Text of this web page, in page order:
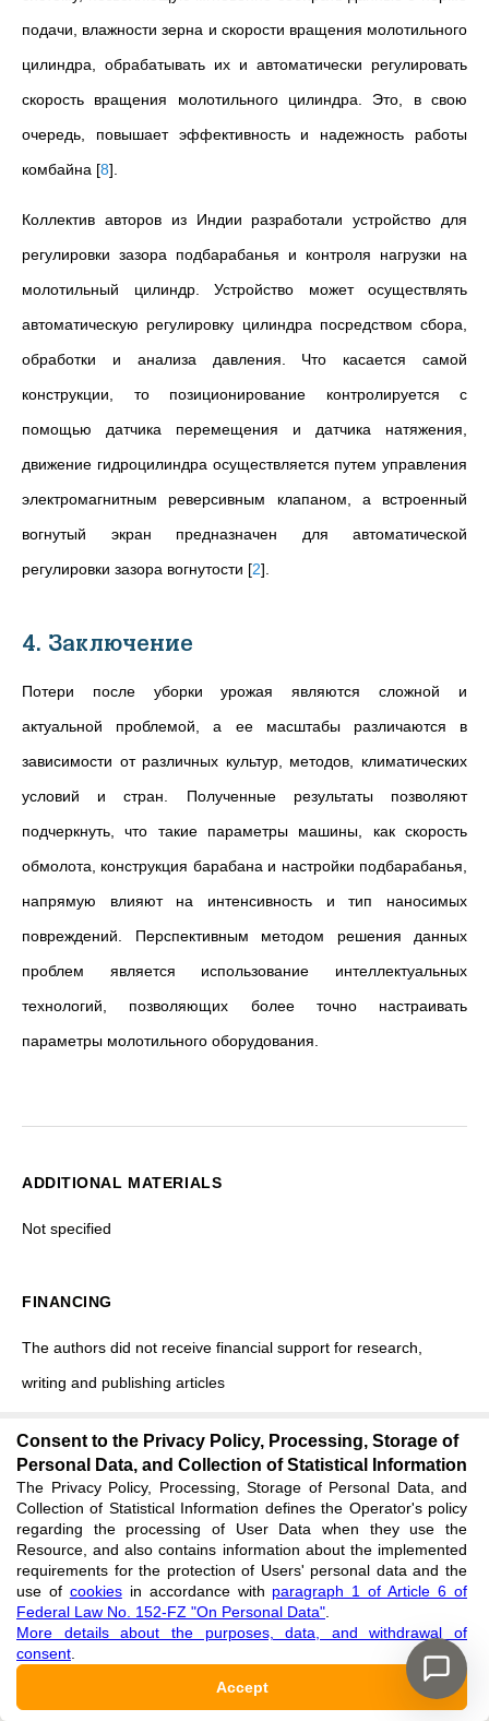
подачи, влажности зерна и скорости вращения молотильного
цилиндра, обрабатывать их и автоматически регулировать
скорость вращения молотильного цилиндра. Это, в свою
очередь, повышает эффективность и надежность работы
комбайна [8]
Коллектив авторов из Индии разработали устройство для
регулировки зазора подбарабанья и контроля нагрузки на
молотильный цилиндр. Устройство может осуществлять
автоматическую регулировку цилиндра посредством сбора,
обработки и анализа давления. Что касается самой
конструкции, то позиционирование контролируется с
помощью датчика перемещения и датчика натяжения,
движение гидроцилиндра осуществляется путем управления
электромагнитным реверсивным клапаном, а встроенный
вогнутый экран предназначен для автоматической
регулировки зазора вогнутости [2]
4. Заключение
Потери после уборки урожая являются сложной и
актуальной проблемой, а ее масштабы различаются в
зависимости от различных культур, методов, климатических
условий и стран. Полученные результаты позволяют
подчеркнуть, что такие параметры машины, как скорость
обмолота, конструкция барабана и настройки подбарабанья,
напрямую влияют на интенсивность и тип наносимых
повреждений. Перспективным методом решения данных
проблем является использование интеллектуальных
технологий, позволяющих более точно настраивать
параметры молотильного оборудования.
ADDITIONAL MATERIALS
Not specified
FINANCING
The authors did not receive financial support for research,
writing and publishing articles
ACKNOWLEDGEMENTS
Not specified
CONFLICTS OF INTERESTS
Not specified
Consent to the Privacy Policy, Processing, Storage of
Personal Data, and Collection of Statistical Information
The Privacy Policy, Processing, Storage of Personal Data, and
Collection of Statistical Information defines the Operator's policy
regarding the processing of User Data when they use the
Resource, and also contains information about the implemented
requirements for the protection of Users' personal data and the
use of cookiesin accordance with paragraph 1 of Article 6 of
Federal Law No. 152-FZ "On Personal Data"
More details about the purposes, data, and withdrawal of
consent
Accept